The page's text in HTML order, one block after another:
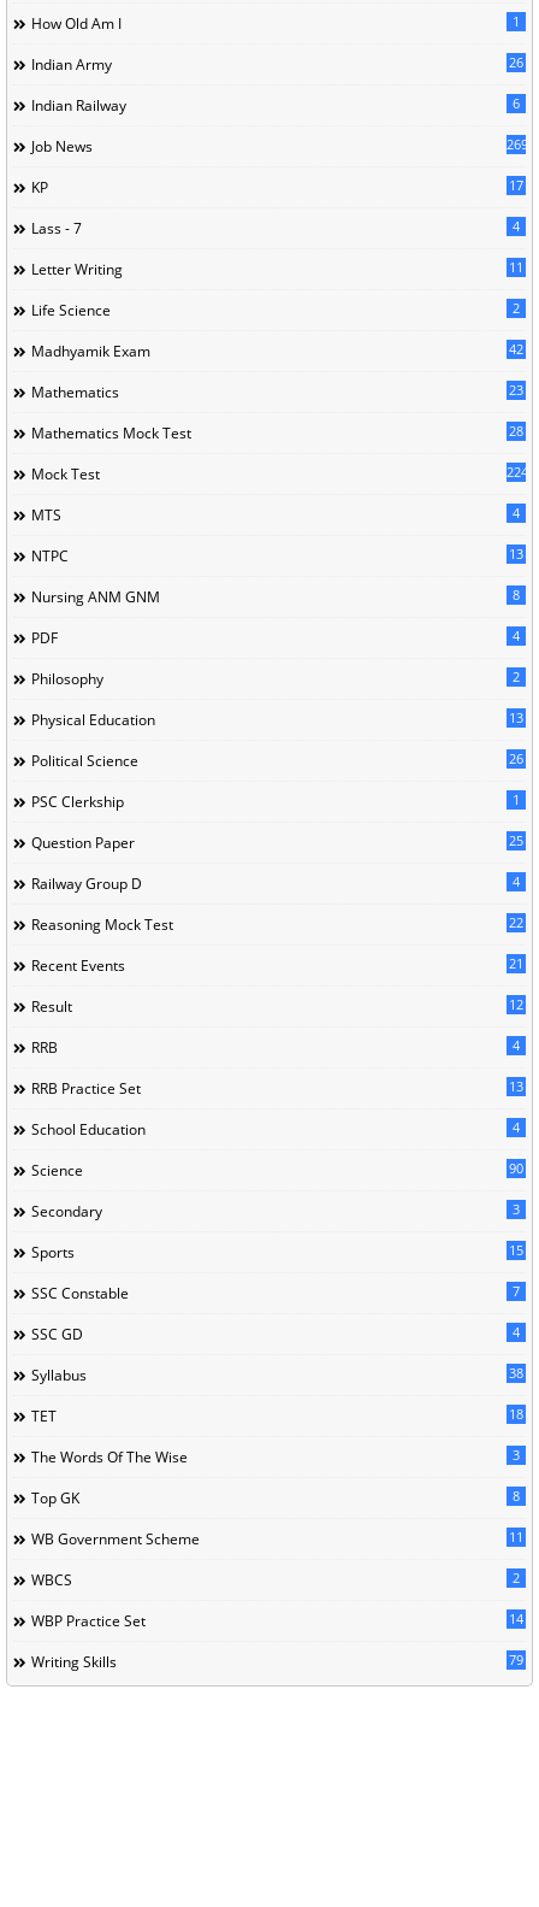
How Old Am I 1
Indian Army 26
Indian Railway 6
Job News 269
KP 17
Lass - 7 4
Letter Writing 11
Life Science 2
Madhyamik Exam 42
Mathematics 23
Mathematics Mock Test 28
Mock Test 224
MTS 4
NTPC 13
Nursing ANM GNM 8
PDF 4
Philosophy 2
Physical Education 13
Political Science 26
PSC Clerkship 1
Question Paper 25
Railway Group D 4
Reasoning Mock Test 22
Recent Events 21
Result 12
RRB 4
RRB Practice Set 13
School Education 4
Science 90
Secondary 3
Sports 15
SSC Constable 7
SSC GD 4
Syllabus 38
TET 18
The Words Of The Wise 3
Top GK 8
WB Government Scheme 11
WBCS 2
WBP Practice Set 14
Writing Skills 79